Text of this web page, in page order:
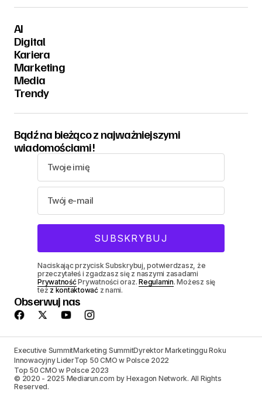
AI
Digital
Kariera
Marketing
Media
Trendy
Bądź na bieżąco z najważniejszymi
wiadomościami!
Naciskając przycisk Subskrybuj, potwierdzasz, że
przeczytałeś i zgadzasz się z naszymi zasadami
PrywatnośćPrywatności oraz.Regulamin. Możesz się
też z kontaktowaćz nami.
Obserwuj nas
Executive SummitMarketing SummitDyrektor Marketinggu Roku
Innowacyjny LiderTop 50 CMO w Polsce 2022
Top 50 CMO w Polsce 2023
© 2020 - 2025 Mediarun.com by Hexagon Network. All Rights
Reserved.